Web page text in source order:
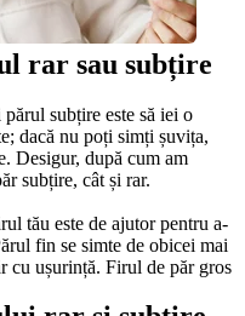
rar sau subțire
subțire este să iei o
dacă nu poți simți șuvița,
Desigur, după cum am
subțire, cât și rar.
tău este de ajutor pentru a-
fin se simte de obicei mai
cu ușurință. Firul de păr gros